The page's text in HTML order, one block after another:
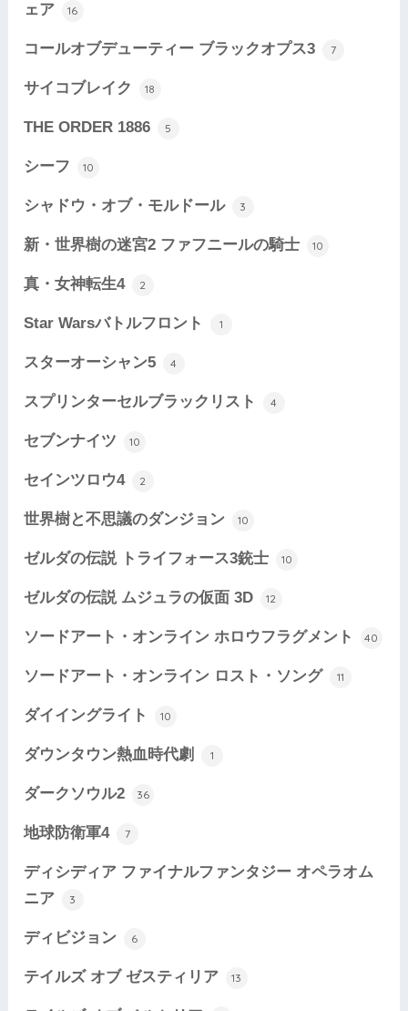
ェア
16
コールオブデューティー ブラックオプス3 7
サイコブレイク 18
THE ORDER 1886 5
シーフ 10
シャドウ・オブ・モルドール 3
新・世界樹の迷宮2 ファフニールの騎士 10
真・女神転生4 2
Star Warsバトルフロント 1
スターオーシャン5 4
スプリンターセルブラックリスト 4
セブンナイツ 10
セインツロウ4 2
世界樹と不思議のダンジョン 10
ゼルダの伝説 トライフォース3銃士 10
ゼルダの伝説 ムジュラの仮面 3D 12
ソードアート・オンライン ホロウフラグメント 40
ソードアート・オンライン ロスト・ソング 11
ダイイングライト 10
ダウンタウン熱血時代劇 1
ダークソウル2 36
地球防衛軍4 7
ディシディア ファイナルファンタジー オペラオム
ニア
3
ディビジョン 6
テイルズ オブ ゼスティリア 13